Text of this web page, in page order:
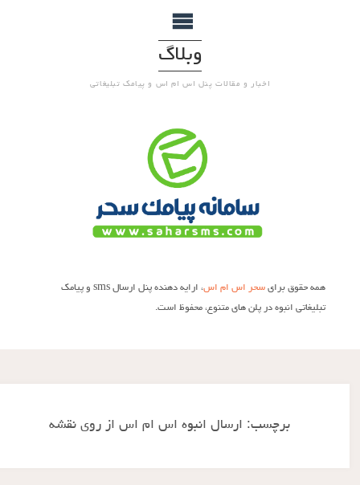
وبلاگ
اخبار و مقالات پنل اس ام اس و پیامک تبلیغاتی
همه حقوق برایسحر اس ام اس
، ارایه دهنده پنل ارسال sms و پیامک
تبلیغاتی انبوه در پلن های متنوع، محفوظ است.
برچسب:ارسال انبوه اس ام اس از روی نقشه